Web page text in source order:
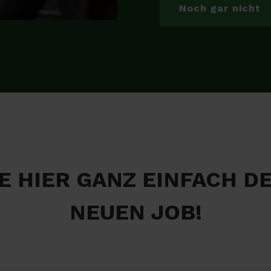
Noch gar nicht
HIER GANZ EINFACH
NEUEN JOB!